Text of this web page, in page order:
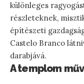
különleges
részleteknek,
építészeti
Castelo Branco
darabjává.
A templom